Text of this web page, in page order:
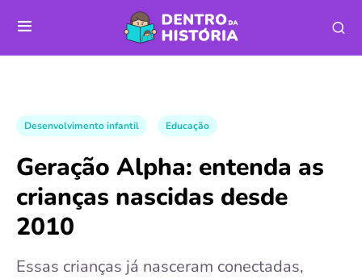
Desenvolvimento infantil Educação
Geração Alpha: entenda as
crianças nascidas desde
2010
Essas crianças já nasceram conectadas,